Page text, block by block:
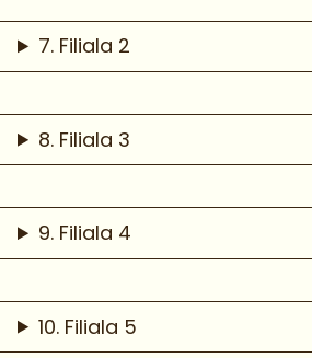
7. Filiala 2
8. Filiala 3
9. Filiala 4
10. Filiala 5